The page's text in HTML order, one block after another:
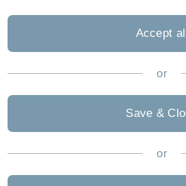
Physik/ Accept
or
Save &
or